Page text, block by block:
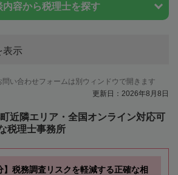
内容から税理士を探す
表示
い合わせフォームは別ウィンドウで開きます
更新日：2026年8月8日
近隣エリア・全国オンライン対応可
税理士事務所
】税務調査リスクを軽減する正確な相